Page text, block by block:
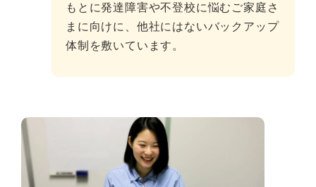
もとに発達障害や不登校に悩むご家庭さ
まに向けに、他社にはないバックアップ
体制を敷いています。